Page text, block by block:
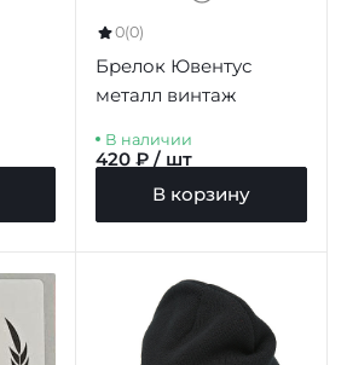
0(0)
Брелок Ювентус
металл винтаж
В наличии
420 ₽ / шт
В корзину